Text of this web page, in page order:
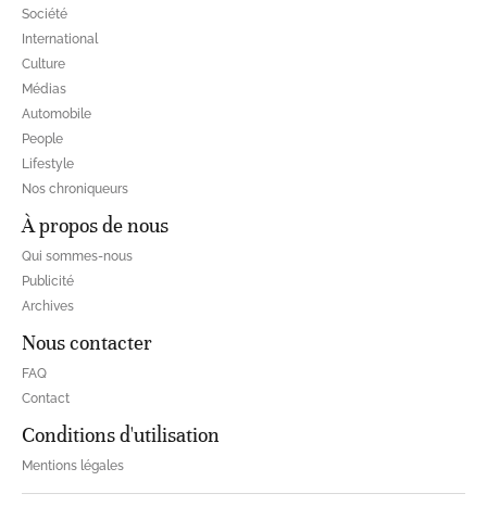
Société
International
Culture
Médias
Automobile
People
Lifestyle
Nos chroniqueurs
À propos de nous
Qui sommes-nous
Publicité
Archives
Nous contacter
FAQ
Contact
Conditions d'utilisation
Mentions légales